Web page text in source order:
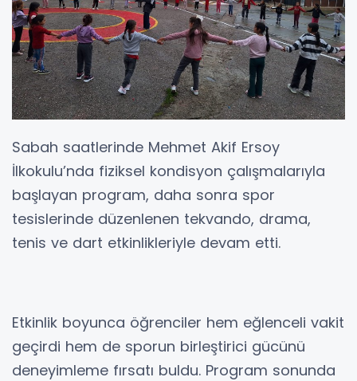
Sabah saatlerinde Mehmet Akif Ersoy
İlkokulu’nda fiziksel kondisyon çalışmalarıyla
başlayan program, daha sonra spor
tesislerinde düzenlenen tekvando, drama,
tenis ve dart etkinlikleriyle devam etti.
Etkinlik boyunca öğrenciler hem eğlenceli vakit
geçirdi hem de sporun birleştirici gücünü
deneyimleme fırsatı buldu. Program sonunda